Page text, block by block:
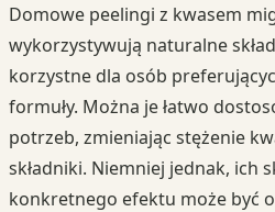
Domowe peelingi z kwasem
wykorzystywują naturalne
korzystne dla osób
formuły. Można je łatwo
potrzeb, zmieniając stężenie
składniki. Niemniej jednak, ich
konkretnego efektu może być